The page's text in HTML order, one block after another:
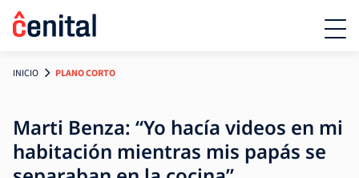
INICIO PLANO CORTO
Marti Benza: “Yo hacía videos en mi
habitación mientras mis papás se